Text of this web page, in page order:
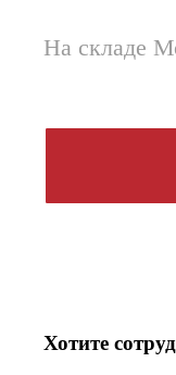
На складе
Хотите